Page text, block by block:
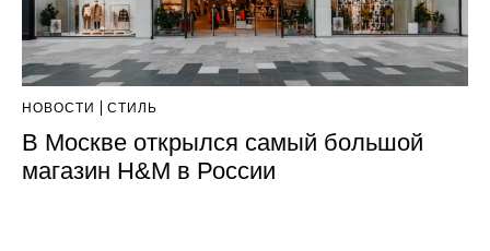
НОВОСТИ СТИЛЬ
В Москве открылся самый большой
магазин H&M в России